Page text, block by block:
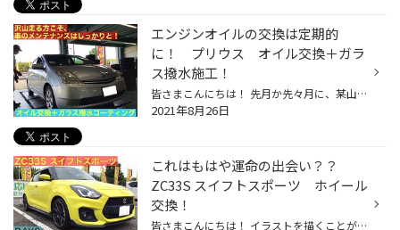
エンジンオイルの交換は定期的
に！ プリウス オイル交換＋ガラ
ス撥水施工！
皆さまこんにちは！ 先月か先々月に、某山盛りラーメン屋に行って、 いやあもう次はいかなくて良いかな、 なんて言っていたはずなのに 今は恋しくてたまりません なんて恐ろしい中毒性… さて、今回ご紹介の作業は、 ハイブリッド車の代名詞 トヨタ プリウス のオイル交換＋ガラス撥水コーティングで...
2021年8月26日
これはもはや運命の出会い？？
ZC33S スイフトスポーツ ホイール
交換！
皆さまこんにちは！ イラストを描くことが趣味なのですが、 没頭してしまうと、ついつい他の家事を 忘れてのめり込んでしまうので、考えものです さて、今回はいつもお店に停まっている黄色い車の ホイール交換のご紹介！ 装着するホイールはこちら、 大人気スポーツホイールの王道"RAYS"さんから、...